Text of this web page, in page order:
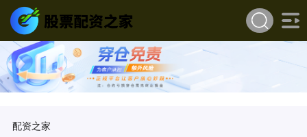
配资之家